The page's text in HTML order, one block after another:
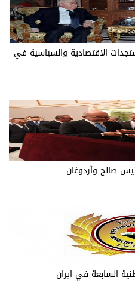
الاقتصادية والسياسية في
صالح وأردوغان
السابعة في ايران